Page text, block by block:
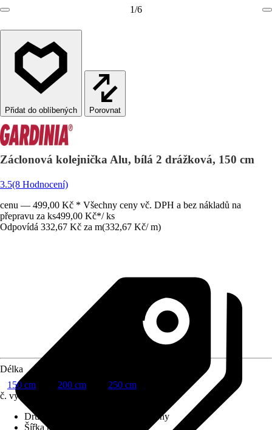
1/6
Porovnat
Záclonová kolejnička Alu, bílá 2 drážková, 150 cm
3.5(8 Hodnocení)
cenu — 499,00 Kč * Všechny ceny vč. DPH a bez nákladů na
přepravu za ks499,00 Kč*/ ks
Odpovídá 332,67 Kč za m(332,67 Kč/ m)
Délka
150 cm
200 cm
250 cm
č. výrobku
Druh výrobku
Kolejnička na záclony
Šířka pojezdové drážky